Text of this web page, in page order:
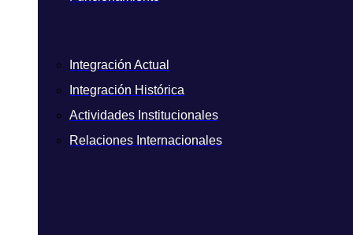
Integración Actual
Integración Histórica
Actividades Institucionales
Relaciones Internacionales